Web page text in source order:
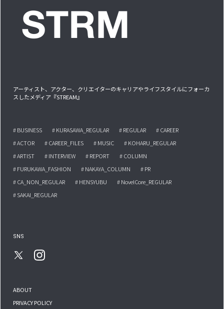
アーティスト、アクター、クリエイターのキャリアやライフスタイルにフォーカ
スしたメディア『STREAM』
# BUSINESS # KURASAWA_REGULAR # REGULAR
# CAREER
# ACTOR
# CAREER_FILES # MUSIC
# KOHARU_REGULAR
# ARTIST
# INTERVIEW # REPORT
# COLUMN
# FURUKAWA_FASHION
# NAKAYA_COLUMN
# PR
# CA_NON_REGULAR
# HENSYUBU
# NovelCore_REGULAR
# SAKAI_REGULAR
SNS
ABOUT
PRIVACY POLICY